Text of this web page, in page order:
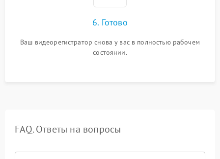
6. Готово
Ваш видеорегистратор снова у вас в полностью рабочем
состоянии.
FAQ. Ответы на вопросы